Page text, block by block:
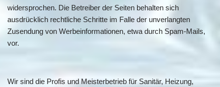
widersprochen. Die Betreiber der Seiten behalten sich
ausdrücklich rechtliche Schritte im Falle der unverlangten
Zusendung von Werbeinformationen, etwa durch Spam-Mails,
vor.
Wir sind die Profis und Meisterbetrieb für Sanitär, Heizung,